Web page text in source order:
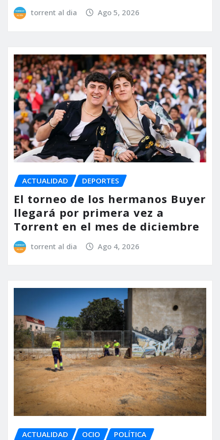
torrent al dia Ago 5, 2026
ACTUALIDAD DEPORTES
El torneo de los hermanos Buyer
llegará por primera vez a
Torrent en el mes de diciembre
torrent al dia Ago 4, 2026
ACTUALIDAD OCIO POLÍTICA